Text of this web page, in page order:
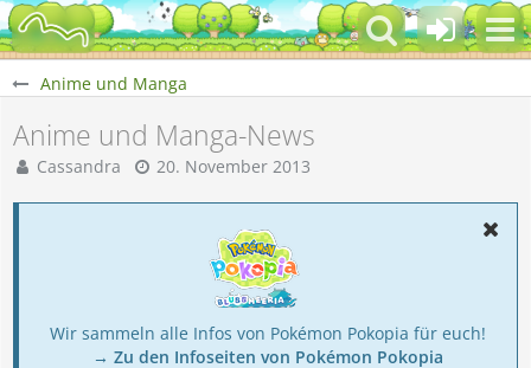
Anime und Manga
Anime und Manga-News
Cassandra 20. November 2013
Wir sammeln alle Infos von Pokémon Pokopia für euch!
→ Zu den Infoseiten von Pokémon Pokopia